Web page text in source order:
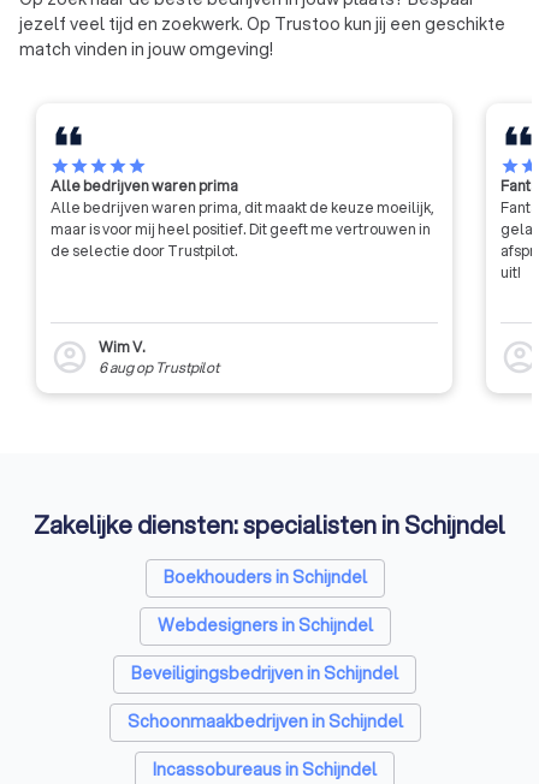
jezelf veel tijd en zoekwerk. Op Trustoo kun jij een geschikte
match vinden in jouw omgeving!
starstarstarstarstar
Alle bedrijven waren prima
Alle bedrijven waren prima, dit maakt de keuze moeilijk,
maar is voor mij heel positief. Dit geeft me vertrouwen in
de selectie door Trustpilot.
account_circle
Wim V.
6 augop Trustpilot
starstar
uit!
account_circle
Zakelijke diensten: specialisten in Schijndel
Boekhouders in Schijndel
Webdesigners in Schijndel
Beveiligingsbedrijven in Schijndel
Schoonmaakbedrijven in Schijndel
Incassobureaus in Schijndel